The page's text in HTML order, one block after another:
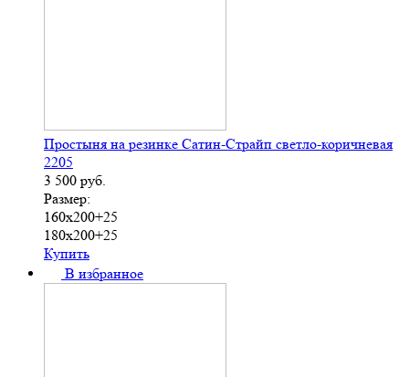
Простыня на резинке Сатин-Страйп светло-коричневая
2205
3 500 руб.
Размер:
160х200+25
180х200+25
Купить
В избранное